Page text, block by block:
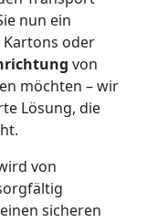
nun ein
Kartons oder
von
möchten – wir
Lösung, die
von
sicheren